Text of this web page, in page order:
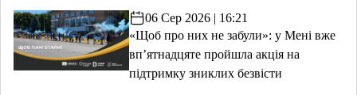
06 Сер 2026 | 16:21
«Щоб про них не забули»: у Мені вже
вп’ятнадцяте пройшла акція на
підтримку зниклих безвісти